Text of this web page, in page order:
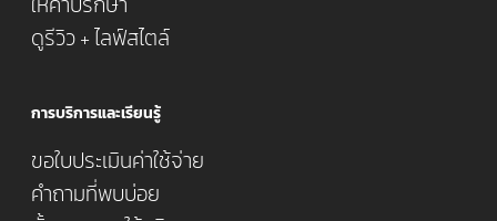
ดูรีวิว + ไลฟ์สไตล์
การบริการและเรียนรู้
ขอใบประเมินค่าใช้จ่าย
คำถามที่พบบ่อย